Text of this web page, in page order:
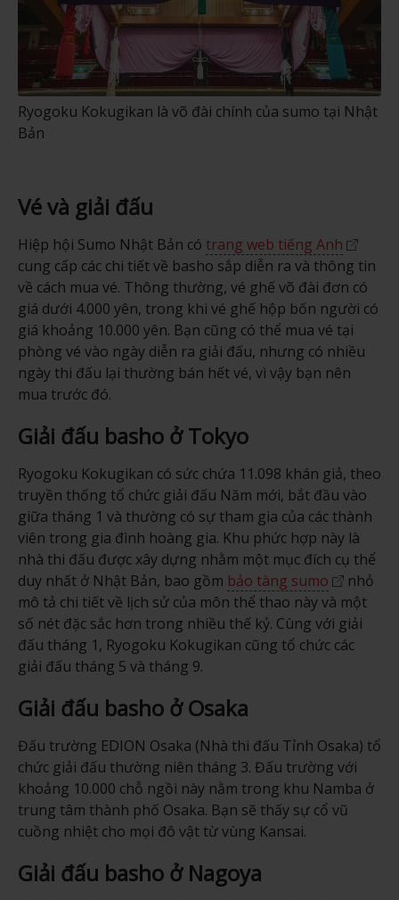
Ryogoku Kokugikan là võ đài chính của sumo tại Nhật
Bản
Vé và giải đấu
Hiệp hội Sumo Nhật Bản có trang web tiếng Anh
cung cấp các chi tiết về basho sắp diễn ra và thông tin
về cách mua vé. Thông thường, vé ghế võ đài đơn có
giá dưới 4.000 yên, trong khi vé ghế hộp bốn người có
giá khoảng 10.000 yên. Bạn cũng có thể mua vé tại
phòng vé vào ngày diễn ra giải đấu, nhưng có nhiều
ngày thi đấu lại thường bán hết vé, vì vậy bạn nên
mua trước đó.
Giải đấu basho ở Tokyo
Ryogoku Kokugikan có sức chứa 11.098 khán giả, theo
truyền thống tổ chức giải đấu Năm mới, bắt đầu vào
giữa tháng 1 và thường có sự tham gia của các thành
viên trong gia đình hoàng gia. Khu phức hợp này là
nhà thi đấu được xây dựng nhằm một mục đích cụ thể
duy nhất ở Nhật Bản, bao gồm bảo tàng sumo
nhỏ
mô tả chi tiết về lịch sử của môn thể thao này và một
số nét đặc sắc hơn trong nhiều thế kỷ. Cùng với giải
đấu tháng 1, Ryogoku Kokugikan cũng tổ chức các
giải đấu tháng 5 và tháng 9.
Giải đấu basho ở Osaka
Đấu trường EDION Osaka (Nhà thi đấu Tỉnh Osaka) tổ
chức giải đấu thường niên tháng 3. Đấu trường với
khoảng 10.000 chỗ ngồi này nằm trong khu Namba ở
trung tâm thành phố Osaka. Bạn sẽ thấy sự cổ vũ
cuồng nhiệt cho mọi đô vật từ vùng Kansai.
Giải đấu basho ở Nagoya